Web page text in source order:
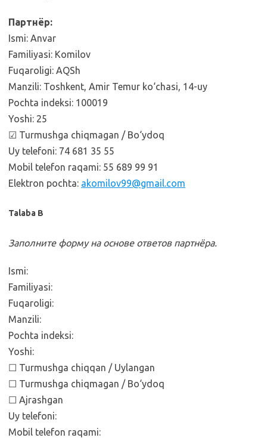
Партнёр:
Ismi: Anvar
Familiyasi: Komilov
Fuqaroligi: AQSh
Manzili: Toshkent, Amir Temur ko‘chasi, 14-uy
Pochta indeksi: 100019
Yoshi: 25
☑ Turmushga chiqmagan / Bo‘ydoq
Uy telefoni: 74 681 35 55
Mobil telefon raqami: 55 689 99 91
Elektron pochta: akomilov99@gmail.com
Talaba B
Заполните форму на основе ответов партнёра.
Ismi:
Familiyasi:
Fuqaroligi:
Manzili:
Pochta indeksi:
Yoshi:
☐ Turmushga chiqqan / Uylangan
☐ Turmushga chiqmagan / Bo‘ydoq
☐ Ajrashgan
Uy telefoni:
Mobil telefon raqami: